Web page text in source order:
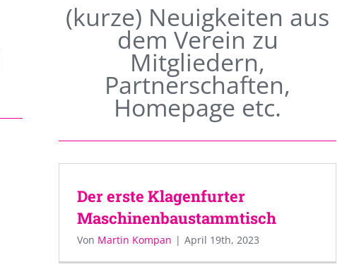
(kurze) Neuigkeiten aus
dem Verein zu
Mitgliedern,
Partnerschaften,
Homepage etc.
Der erste Klagenfurter
Maschinenbaustammtisch
Von Martin Kompan | April 19th, 2023